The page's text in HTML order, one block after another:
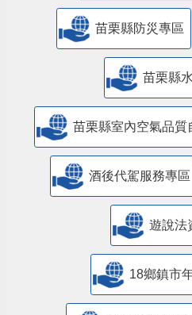
苗栗縣防災專區
苗栗縣
苗栗縣室內空氣品質
酒後代駕服務專區
遊說法
18鄉鎮市